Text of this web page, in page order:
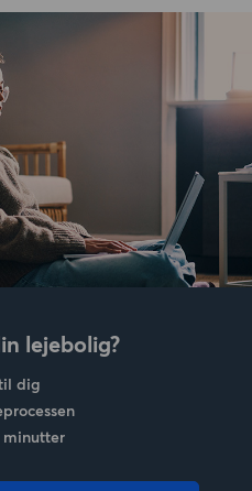
lejebolig?
dig
minutter